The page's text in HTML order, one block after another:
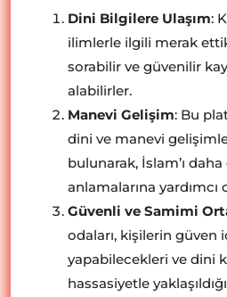
Dini Bilgilere Ulaşım:
ilimlerle ilgili merak
sorabilir ve güvenilir
alabilirler.
Manevi Gelişim: Bu
dini ve manevi
bulunarak, İslam’ı
anlamalarına yardımcı
Güvenli ve Samimi
odaları, kişilerin
yapabilecekleri ve dini
hassasiyetle